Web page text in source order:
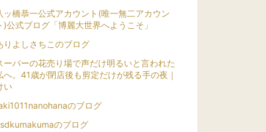
ッ橋恭一公式アカウント(唯一無二アカウン
)公式ブログ「博麗大世界へようこそ」
りよしさちこのブログ
ーパーの花売り場で声だけ明るいと言われた
へ。41歳が閉店後も剪定だけが残る手の夜｜
い
のブログ
のブログ